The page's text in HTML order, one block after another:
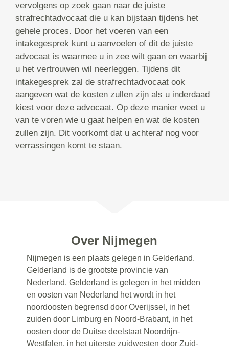
vervolgens op zoek gaan naar de juiste
strafrechtadvocaat die u kan bijstaan tijdens het
gehele proces. Door het voeren van een
intakegesprek kunt u aanvoelen of dit de juiste
advocaat is waarmee u in zee wilt gaan en waarbij
u het vertrouwen wil neerleggen. Tijdens dit
intakegesprek zal de strafrechtadvocaat ook
aangeven wat de kosten zullen zijn als u inderdaad
kiest voor deze advocaat. Op deze manier weet u
van te voren wie u gaat helpen en wat de kosten
zullen zijn. Dit voorkomt dat u achteraf nog voor
verrassingen komt te staan.
Over Nijmegen
Nijmegen is een plaats gelegen in Gelderland.
Gelderland is de grootste provincie van
Nederland. Gelderland is gelegen in het midden
en oosten van Nederland het wordt in het
noordoosten begrensd door Overijssel, in het
zuiden door Limburg en Noord-Brabant, in het
oosten door de Duitse deelstaat Noordrijn-
Westfalen, in het uiterste zuidwesten door Zuid-